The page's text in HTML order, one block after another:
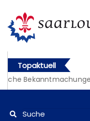
Topaktuell